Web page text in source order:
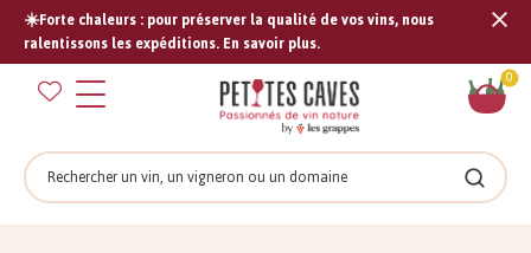
☀️Forte chaleurs : pour préserver la qualité de vos vins, nous
ralentissons les expéditions. En savoir plus.
0
Rechercher